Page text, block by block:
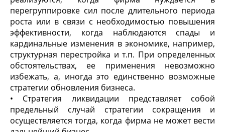
перегруппировке сил после длительного периода
роста или в связи с необходимостью повышения
эффективности, когда наблюдаются спады и
кардинальные изменения в экономике, например,
структурная перестройка и т.п. При определенных
обстоятельствах, ее применения невозможно
избежать, а, иногда это единственно возможные
стратегии обновления бизнеса.
• Стратегия ликвидации представляет собой
предельный случай стратегии сокращения и
осуществляется тогда, когда фирма не может вести